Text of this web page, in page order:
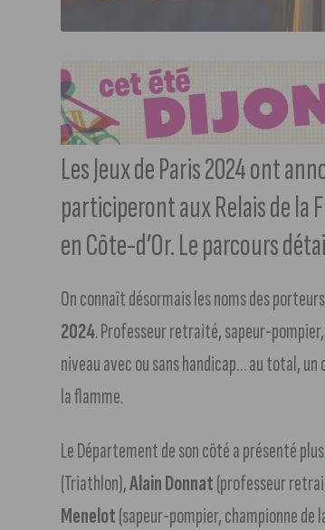
Les Jeux de Paris 2024 ont
participeront aux Relais de la
en Côte-d’Or. Le parcours
On connaît désormais les noms des
2024. Professeur retraité, sapeur-
niveau avec ou sans handicap… au total,
la flamme.
Le Département de son côté a présenté
(Triathlon),Alain Donnat(professeur
Menelot(sapeur-pompier, championne de